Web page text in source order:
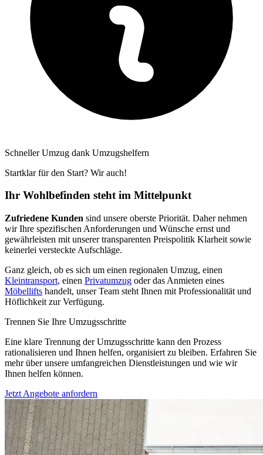
Schneller Umzug dank Umzugshelfern
Startklar für den Start? Wir auch!
Ihr Wohlbefinden steht im Mittelpunkt
Zufriedene Kunden sind unsere oberste Priorität. Daher nehmen
wir Ihre spezifischen Anforderungen und Wünsche ernst und
gewährleisten mit unserer transparenten Preispolitik Klarheit sowie
keinerlei versteckte Aufschläge.
Ganz gleich, ob es sich um einen regionalen Umzug, einen
Kleintransport, einen Privatumzug oder das Anmieten eines
Möbellifts handelt, unser Team steht Ihnen mit Professionalität und
Höflichkeit zur Verfügung.
Trennen Sie Ihre Umzugsschritte
Eine klare Trennung der Umzugsschritte kann den Prozess
rationalisieren und Ihnen helfen, organisiert zu bleiben. Erfahren Sie
mehr über unsere umfangreichen Dienstleistungen und wie wir
Ihnen helfen können.
Jetzt Angebote anfordern